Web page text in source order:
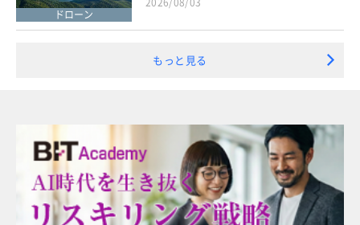
ドローン
もっと見る